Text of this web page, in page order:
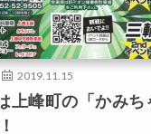
2019.11.15
上峰町の「かみち